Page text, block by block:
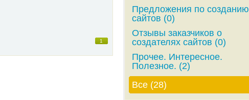
1
Предложения по созданию
сайтов (0)
Отзывы заказчиков о
создателях сайтов (0)
Прочее. Интересное.
Полезное. (2)
Все (28)